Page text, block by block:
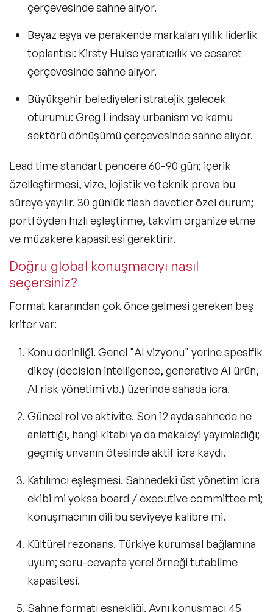
çerçevesinde sahne alıyor.
Beyaz eşya ve perakende markaları yıllık liderlik
toplantısı: Kirsty Hulseyaratıcılık ve cesaret
çerçevesinde sahne alıyor.
Büyükşehir belediyeleri stratejik gelecek
oturumu: Greg Lindsay urbanism ve kamu
sektörü dönüşümü çerçevesinde sahne alıyor.
Lead time standart pencere 60-90 gün; içerik
özelleştirmesi, vize, lojistik ve teknik prova bu
süreye yayılır. 30 günlük flash davetler özel durum;
portföyden hızlı eşleştirme, takvim organize etme
ve müzakere kapasitesi gerektirir.
Doğru global konuşmacıyı nasıl
seçersiniz?
Format kararından çok önce gelmesi gereken beş
kriter var:
Konu derinliği. Genel "AI vizyonu" yerine spesifik
dikey (decision intelligence, generative AI ürün,
AI risk yönetimi vb.) üzerinde sahada icra.
Güncel rol ve aktivite. Son 12 ayda sahnede ne
anlattığı, hangi kitabı ya da makaleyi yayımladığı;
geçmiş unvanın ötesinde aktif icra kaydı.
Katılımcı eşleşmesi. Sahnedeki üst yönetim icra
ekibi mi yoksa board / executive committee mi;
konuşmacının dili bu seviyeye kalibre mi.
Kültürel rezonans. Türkiye kurumsal bağlamına
uyum; soru-cevapta yerel örneği tutabilme
kapasitesi.
Sahne formatı esnekliği. Aynı konuşmacı 45
İklim Değişikliği Konusunda Uzman
İletişim & Medya Konusunda Uzman
Konuşmacılar
İş Dünyası ve İş Hayatı Konusunda Uzman
Kariyer & Yetenek Yönetimi Konusunda
Uzman Konuşmacılar
Uzman Konuşmacılar
Pazarlama İletişimi ve Marka Yönetimi
Konusunda Uzman Konuşmacılar
Psikoloji Alanında Uzman ve Deneyimli
Konuşmacılar
Silikon Vadisi Konuşmacıları
Celebrity Konuşmacılar
Beden Dili ve Mikro İfade Konuşmacıları
Kriz Yönetimi Konuşmacıları
Ekip Yönetimi Konuşmacıları
Karbon Ayak İzi Konuşmacıları
Sosyal Sorumluluk Girişimcilik
Konuşmacıları